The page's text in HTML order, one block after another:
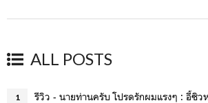
ALL POSTS
1